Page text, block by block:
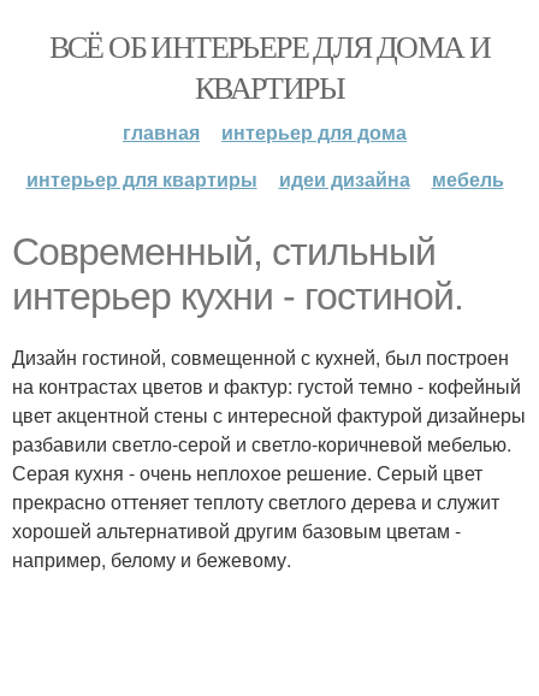
ВСЁ ОБ ИНТЕРЬЕРЕ ДЛЯ ДОМА И
КВАРТИРЫ
главная
интерьер для дома
интерьер для квартиры
идеи дизайна мебель
Современный, стильный
интерьер кухни - гостиной.
Дизайн гостиной, совмещенной с кухней, был построен
на контрастах цветов и фактур: густой темно - кофейный
цвет акцентной стены с интересной фактурой дизайнеры
разбавили светло-серой и светло-коричневой мебелью.
Серая кухня - очень неплохое решение. Серый цвет
прекрасно оттеняет теплоту светлого дерева и служит
хорошей альтернативой другим базовым цветам -
например, белому и бежевому.